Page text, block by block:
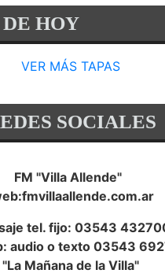
HOY
VER MÁS TAPAS
SOCIALES
FM "Villa Allende"
tel. fijo: 03543
audio o texto 03543
"La Mañana de la Villa"